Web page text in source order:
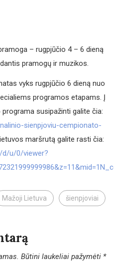
– rugpjūčio 4 – 6 dieną
pramogų ir muzikos.
vyks rugpjūčio 6 dieną nuo
programos etapams. Į
susipažinti galite čia:
sienpjoviu-cempionato-
maršrutą galite rasti čia:
u/0/viewer?
Mažoji Lietuva šienpjoviai
Būtini laukeliai pažymėti *